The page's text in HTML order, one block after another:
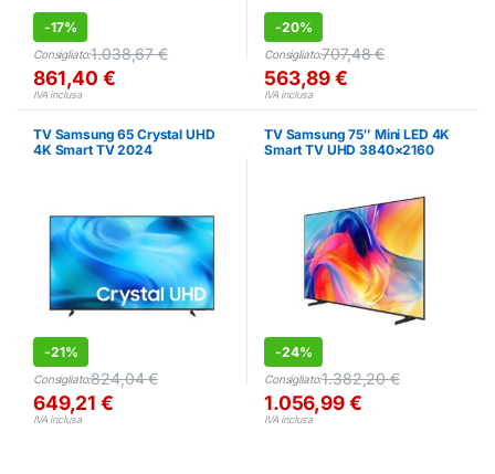
-17%
Consigliato:1.038,67€
861,40€
IVA inclusa
-20%
Consigliato:707,48€
563,89€
IVA inclusa
TV Samsung 65 Crystal UHD
4K Smart TV 2024
-21%
Consigliato:824,04€
649,21€
IVA inclusa
TV Samsung 75″ Mini LED 4K
Smart TV UHD 3840×2160
-24%
Consigliato:1.382,20€
1.056,99€
IVA inclusa